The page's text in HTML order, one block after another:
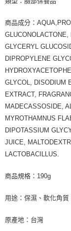
商品成分：
GLYCERYL
DIPROPYLENE
GLYCOL, DISODIUM
EXTRACT,
MADECASSOSIDE,
MYROTHAMNUS
DIPOTASSIUM
JUICE,
LACTOBACILLUS.
商品規格：190g
用途：保濕、軟化角質
原產地：台灣